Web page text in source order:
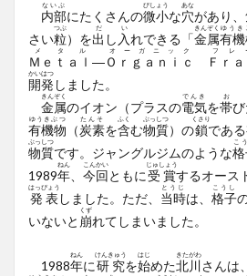
内部
ないぶ
にたくさんの微小
びしょう
な穴
あな
があり、
さい粒
つぶ
）を出
だ
し 入
い
れできる「金属
きんぞく
有機
ゆうき
Ｍｅｔａｌ
メタル
―Ｏｒｇａｎｉｃ
オーガニック
Ｆｒ
フレ
開発
かいはつ
しました。
金属
きんぞく
のイオン（プラスの電気
でんき
を帯
お
有機物
ゆうきぶつ
（炭素
たんそ
を含
ふく
む物質
ぶっしつ
）の鎖
くさり
である
物質
ぶっしつ
です。ジャングルジムのような
こ
1989年
ねん
今回
こんかい
ともに受賞
じゅしょう
するオース
発表
はっぴょう
しました。ただ、 当時
とうじ
は、 格子
こうし
いないと 崩
くず
れてしまいました。
1988年
ねん
に研究
けんきゅう
を始
はじ
めた北川
きたがわ
さんは、